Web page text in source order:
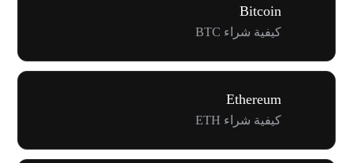
Bitcoin
كيفية شراء BTC
Ethereum
كيفية شراء ETH